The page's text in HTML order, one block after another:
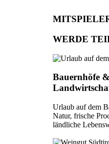
WERDE
Bauernhöfe &
Urlaub auf dem
Natur, frische
ländliche